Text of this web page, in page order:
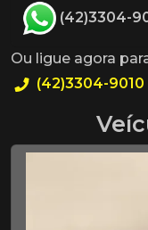
(42)3304-
Ou ligue agora
(42)3304-9010